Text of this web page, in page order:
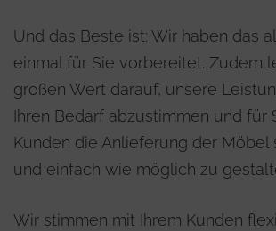
Und das Beste ist: Wir haben das
einmal für Sie vorbereitet. Zudem
großen Wert darauf, unsere
Ihren Bedarf abzustimmen und für
Kunden die Anlieferung der Möbel
und einfach wie möglich zu
Wir stimmen mit Ihrem Kunden